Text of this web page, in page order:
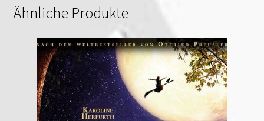
Ähnliche Produkte